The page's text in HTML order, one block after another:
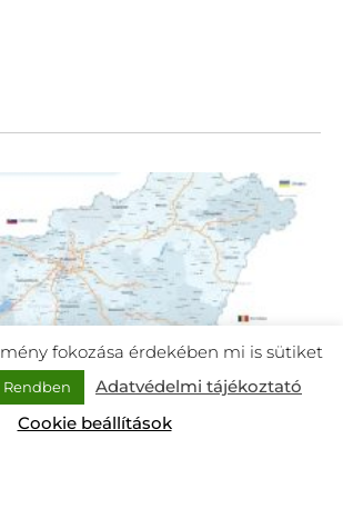
fokozása érdekében mi is sütiket
Rendben
Adatvédelmi tájékoztató
Cookie beállítások